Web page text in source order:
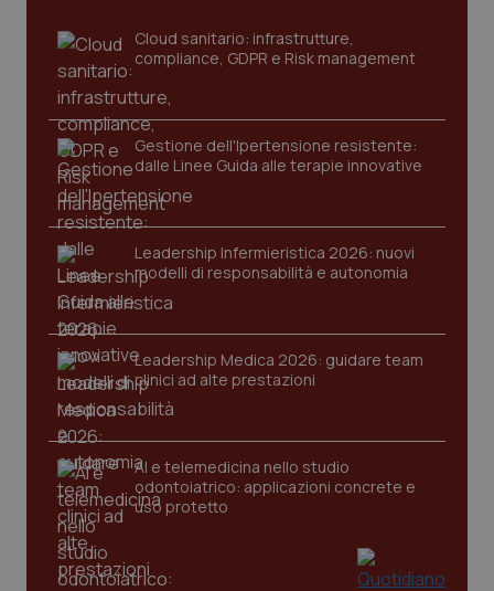
Cloud sanitario: infrastrutture,
compliance, GDPR e Risk management
Gestione dell'Ipertensione resistente:
dalle Linee Guida alle terapie innovative
Leadership Infermieristica 2026: nuovi
modelli di responsabilità e autonomia
Leadership Medica 2026: guidare team
clinici ad alte prestazioni
AI e telemedicina nello studio
odontoiatrico: applicazioni concrete e
uso protetto
CookieScriptConsent
www.quotidianosanita.it
tracking-sites-ironfish-
tracking-enable
www.quotidianosanita.it